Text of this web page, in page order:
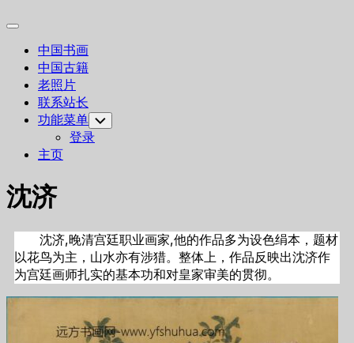
Expand
中国书画
中国古籍
老照片
联系站长
功能菜单 Toggle
Child
Menu
登录
主页
沈济
沈济,晚清宫廷职业画家,他的作品多为设色绢本，题材
以花鸟为主，山水亦有涉猎。整体上，作品反映出沈济作
为宫廷画师扎实的基本功和对皇家审美的贯彻。